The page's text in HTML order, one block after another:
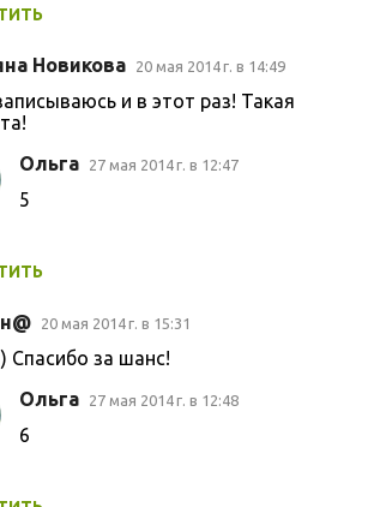
Новикова 20 мая 2014 г. в 14:49
и в этот раз! Такая
Ольга 27 мая 2014 г. в 12:47
5
20 мая 2014 г. в 15:31
Спасибо за шанс!
Ольга 27 мая 2014 г. в 12:48
6